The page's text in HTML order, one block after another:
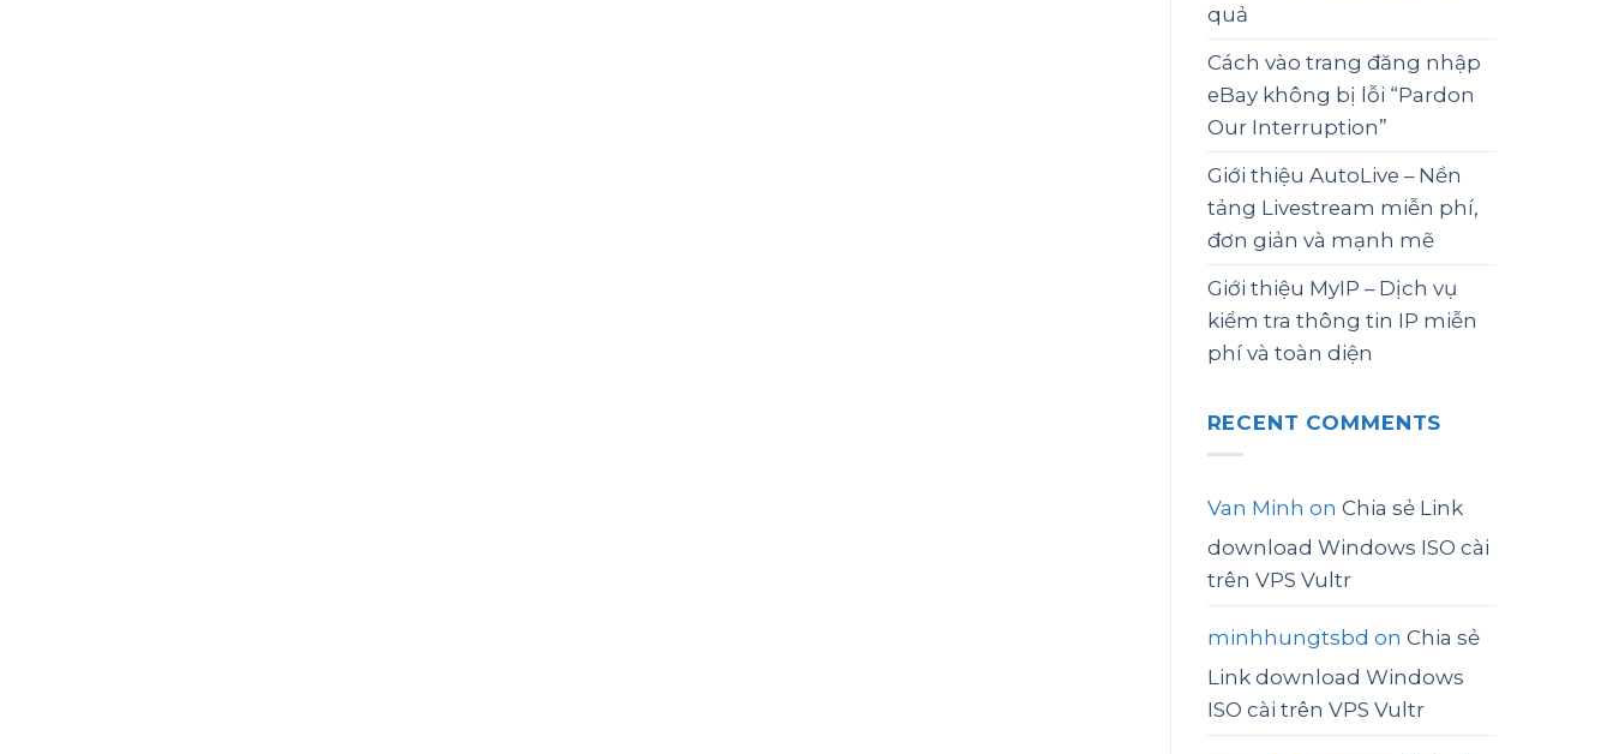
quả
Cách vào trang đăng nhập
eBay không bị lỗi “Pardon
Our Interruption”
Giới thiệu AutoLive – Nền
tảng Livestream miễn phí,
đơn giản và mạnh mẽ
Giới thiệu MyIP – Dịch vụ
kiểm tra thông tin IP miễn
phí và toàn diện
RECENT COMMENTS
Van Minh on Chia sẻ Link
download Windows ISO cài
trên VPS Vultr
minhhungtsbd on Chia sẻ
Link download Windows
ISO cài trên VPS Vultr